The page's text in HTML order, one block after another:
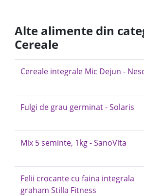
Alte alimente din
Cereale
Cereale integrale Mic Dejun -
Fulgi de grau germinat - Solaris
Mix 5 seminte, 1kg - SanoVita
Felii crocante cu faina integrala
graham Stilla Fitness